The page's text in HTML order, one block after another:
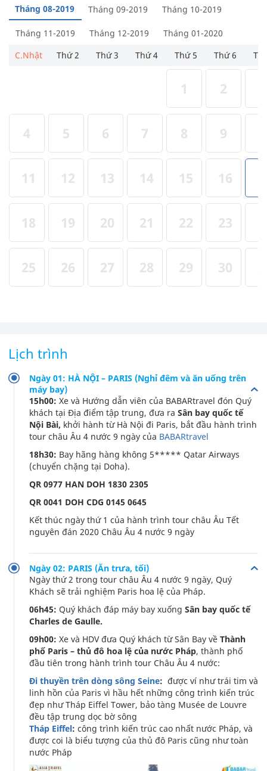
Tháng 08-2019 Tháng 09-2019 Tháng 10-2019
Tháng 11-2019 Tháng 12-2019
Tháng 01-2020
C.Nhật
Thứ 2 Thứ 3 Thứ 4 Thứ 5 Thứ 6
1 2
4 5 6 7 8 9
11 12 13 14 15 16
18 19 20 21 22 23
25 26 27 28 29 30
Lịch trình
Ngày 01: HÀ NỘI – PARIS (Nghỉ đêm và ăn uống trên
máy bay)
15h00: Xe và Hướng dẫn viên của BABARtravel đón Quý
khách tại Địa điểm tập trung, đưa ra Sân bay quốc tế
Nội Bài, khởi hành từ Hà Nội đi Paris, bắt đầu hành trình
tour châu Âu 4 nước 9 ngày của BABARtravel
18h30: Bay hãng hàng không 5***** Qatar Airways
(chuyển chặng tại Doha).
QR 0977 HAN DOH 1830 2305
QR 0041 DOH CDG 0145 0645
Kết thúc ngày thứ 1 của hành trình tour châu Âu Tết
nguyên đán 2020 Châu Âu 4 nước 9 ngày
Ngày 02: PARIS (Ăn trưa, tối)
Ngày thứ 2 trong tour châu Âu 4 nước 9 ngày, Quý
Khách sẽ trải nghiệm Paris hoa lệ của Pháp.
06h45: Quý khách đáp máy bay xuống Sân bay quốc tế
Charles de Gaulle.
09h00: Xe và HDV đưa Quý khách từ Sân Bay về Thành
phố Paris – thủ đô hoa lệ của nước Pháp, thành phố
đầu tiên trong hành trình tour Châu Âu 4 nước:
Đi thuyền trên dòng sông Seine: được ví như trái tim và
linh hồn của Paris vì hầu hết những công trình kiến trúc
đẹp như Tháp Eiffel Tower, bảo tàng Musée de Louvre
đều tập trung dọc bờ sông
Tháp Eiffel: công trình kiến trúc cao nhất nước Pháp, và
được coi là biểu tượng của thủ đô Paris cũng như toàn
nước Pháp